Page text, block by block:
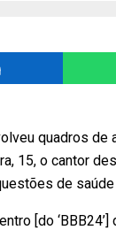
quadros de
15, o cantor
de saúde
[do